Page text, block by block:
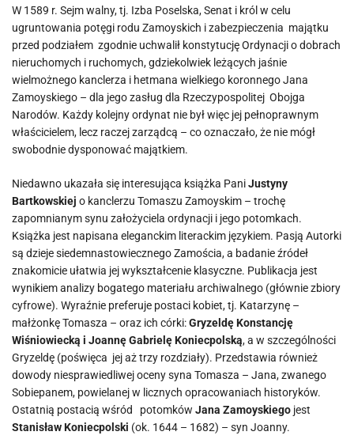
W 1589 r. Sejm walny, tj. Izba Poselska, Senat i król w celu
ugruntowania potęgi rodu Zamoyskich i zabezpieczenia majątku
przed podziałem zgodnie uchwalił konstytucję Ordynacji o dobrach
nieruchomych i ruchomych, gdziekolwiek leżących jaśnie
wielmożnego kanclerza i hetmana wielkiego koronnego Jana
Zamoyskiego – dla jego zasług dla Rzeczypospolitej Obojga
Narodów. Każdy kolejny ordynat nie był więc jej pełnoprawnym
właścicielem, lecz raczej zarządcą – co oznaczało, że nie mógł
swobodnie dysponować majątkiem.
Niedawno ukazała się interesująca książka PaniJustyny
Bartkowskiej o kanclerzu Tomaszu Zamoyskim – trochę
zapomnianym synu założyciela ordynacji i jego potomkach.
Książka jest napisana eleganckim literackim językiem. Pasją Autorki
są dzieje siedemnastowiecznego Zamościa, a badanie źródeł
znakomicie ułatwia jej wykształcenie klasyczne. Publikacja jest
wynikiem analizy bogatego materiału archiwalnego (głównie zbiory
cyfrowe). Wyraźnie preferuje postaci kobiet, tj. Katarzynę –
małżonkę Tomasza – oraz ich córki:Gryzeldę Konstancję
Wiśniowiecką i Joannę Gabrielę Koniecpolską, a w szczególności
Gryzeldę (poświęca jej aż trzy rozdziały). Przedstawia również
dowody niesprawiedliwej oceny syna Tomasza – Jana, zwanego
Sobiepanem, powielanej w licznych opracowaniach historyków.
Ostatnią postacią wśród potomków Jana Zamoyskiego jest
Stanisław Koniecpolski (ok. 1644 – 1682) – syn Joanny.